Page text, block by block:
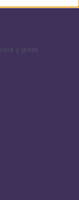
y guías